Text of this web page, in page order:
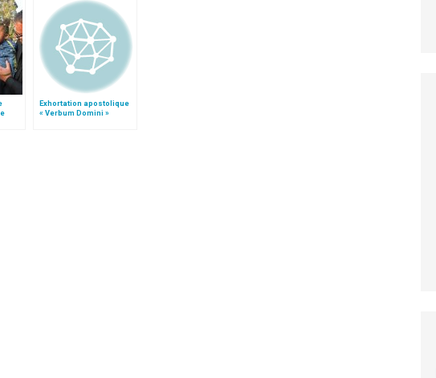
Exhortation apostolique
« Verbum Domini »